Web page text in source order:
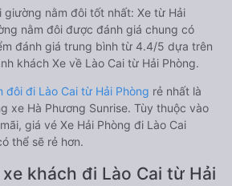
giường nằm đôi tốt nhất: Xe từ Hải
nằm đôi được đánh giá chung có
đánh giá trung bình từ 4.4/5 dựa trên
khách Xe về Lào Cai từ Hải Phòng.
đôi đi Lào Cai từ Hải Phòng rẻ nhất là
xe Hà Phương Sunrise. Tùy thuộc vào
giá vé Xe Hải Phòng đi Lào Cai
thể sẽ rẻ hơn.
khách đi Lào Cai từ Hải